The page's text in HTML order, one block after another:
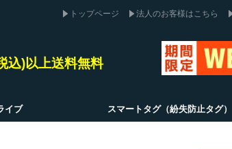
トップページ 法人のお客様はこちら
込)以上送料無料
イブ スマートタグ（紛失防止タグ）